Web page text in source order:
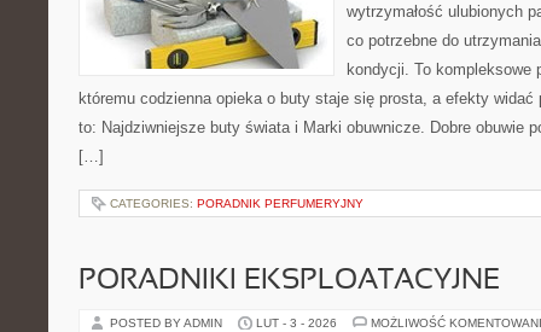
wytrzymałość ulubionych
co potrzebne do
kondycji. To kompleksowe
któremu codzienna opieka o buty staje się prosta, a efekty
to: Najdziwniejsze buty świata i Marki obuwnicze. Dobre obuwie
[…]
CATEGORIES: PORADNIK PERFUMERYJNY
PORADNIKI EKSPLOATACYJNE
POSTED BY ADMIN LUT - 3 - 2026 MOŻLIWOŚĆ